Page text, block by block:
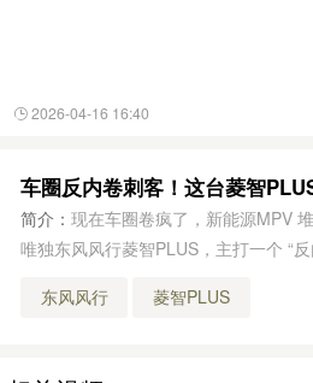
 2026-04-16 16:40
车圈反内卷刺客！这台菱智
简介： 现在车圈卷疯了，新能源MPV
唯独东风风行菱智PLUS，主打一个 “
东风风行 菱智PLUS